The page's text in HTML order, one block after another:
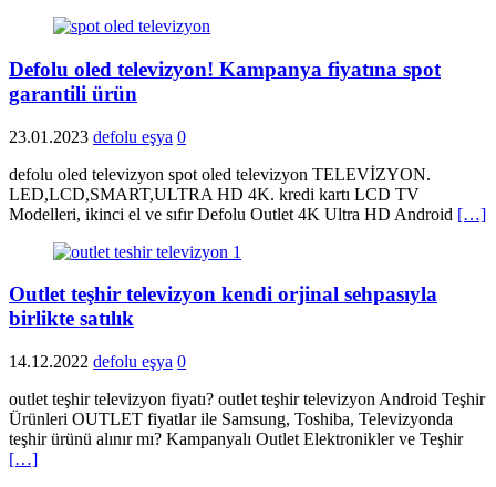
Defolu oled televizyon! Kampanya fiyatına spot
garantili ürün
23.01.2023 defolu eşya 0
defolu oled televizyon spot oled televizyon TELEVİZYON.
LED,LCD,SMART,ULTRA HD 4K. kredi kartı LCD TV
Modelleri, ikinci el ve sıfır Defolu Outlet 4K Ultra HD Android […]
Outlet teşhir televizyon kendi orjinal sehpasıyla
birlikte satılık
14.12.2022 defolu eşya 0
outlet teşhir televizyon fiyatı? outlet teşhir televizyon Android Teşhir
Ürünleri OUTLET fiyatlar ile Samsung, Toshiba, Televizyonda
teşhir ürünü alınır mı? Kampanyalı Outlet Elektronikler ve Teşhir
[…]